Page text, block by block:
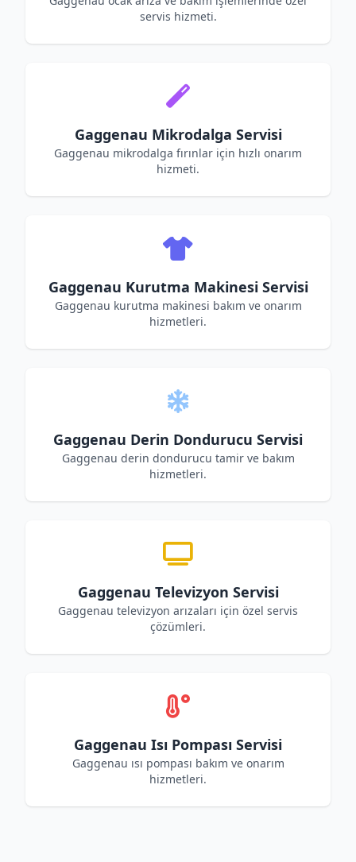
servis hizmeti.
Gaggenau Mikrodalga Servisi
Gaggenau mikrodalga fırınlar için hızlı onarım
hizmeti.
Gaggenau Kurutma Makinesi Servisi
Gaggenau kurutma makinesi bakım ve onarım
hizmetleri.
Gaggenau Derin Dondurucu Servisi
Gaggenau derin dondurucu tamir ve bakım
hizmetleri.
Gaggenau Televizyon Servisi
Gaggenau televizyon arızaları için özel servis
çözümleri.
Gaggenau Isı Pompası Servisi
Gaggenau ısı pompası bakım ve onarım
hizmetleri.